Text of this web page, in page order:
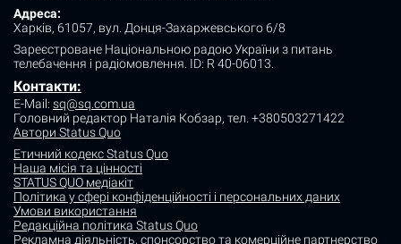
Адреса:
Харків, 61057, вул. Донця-Захаржевського 6/8
Зареєстроване Національною радою України з питань
телебачення і радіомовлення. ID: R 40-06013.
Контакти:
E-Mail: sq@sq.com.ua
Головний редактор Наталія Кобзар, тел. +380503271422
Автори Status Quo
Етичний кодекс Status Quo
Наша місія та цінності
STATUS QUO медіакіт
Політика у сфері конфіденційності і персональних даних
Умови використання
Редакційна політика Status Quo
Рекламна діяльність, спонсорство та комерційне партнерство